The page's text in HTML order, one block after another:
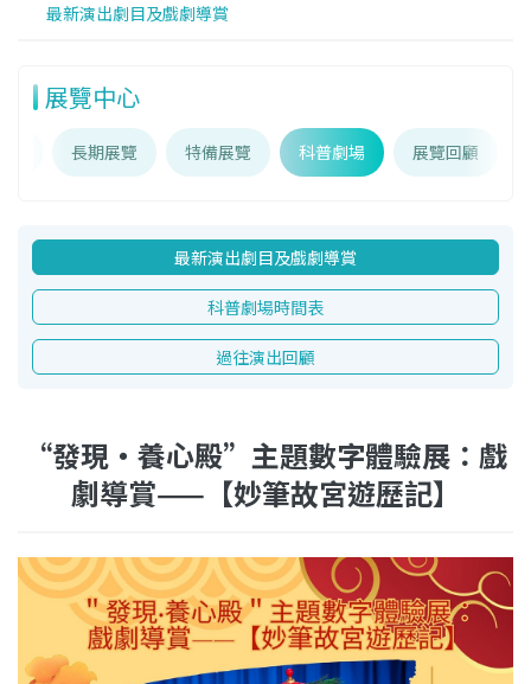
最新演出劇目及戲劇導賞
展覽中心
長期展覽 特備展覽 科普劇場 展覽回顧
最新演出劇目及戲劇導賞
科普劇場時間表
過往演出回顧
“發現‧養心殿”主題數字體驗展：戲
劇導賞——【妙筆故宮遊歷記】